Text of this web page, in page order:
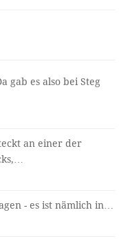
gab es also bei Steg
an einer der
- es ist nämlich in…